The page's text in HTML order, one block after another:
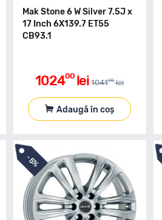
Mak Stone 6 W Silver 7.5J x
17 Inch 6X139.7 ET55
CB93.1
102400 lei 104100 lei
Adaugă în coș
-
5%